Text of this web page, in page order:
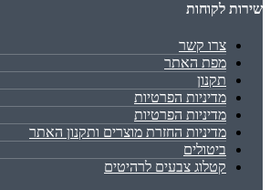
שירות לקוחות
צרו קשר
מפת האתר
תקנון
מדיניות הפרטיות
מדיניות הפרטיות
מדיניות החזרת מוצרים ותקנון האתר
ביטולים
קטלוג צבעים לרהיטים